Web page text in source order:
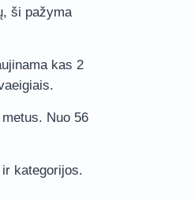
ši pažyma
kas 2
Nuo 56
kategorijos.